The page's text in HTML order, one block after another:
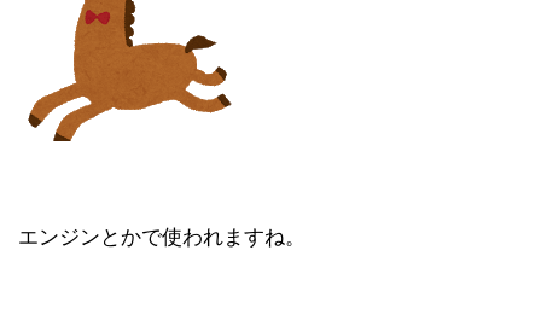
エンジンとかで使われますね。